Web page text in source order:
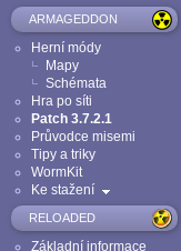
ARMAGEDDON
Herní módy
Mapy
Schémata
Hra po síti
Patch 3.7.2.1
Průvodce misemi
Tipy a triky
WormKit
Ke stažení
RELOADED
Základní informace